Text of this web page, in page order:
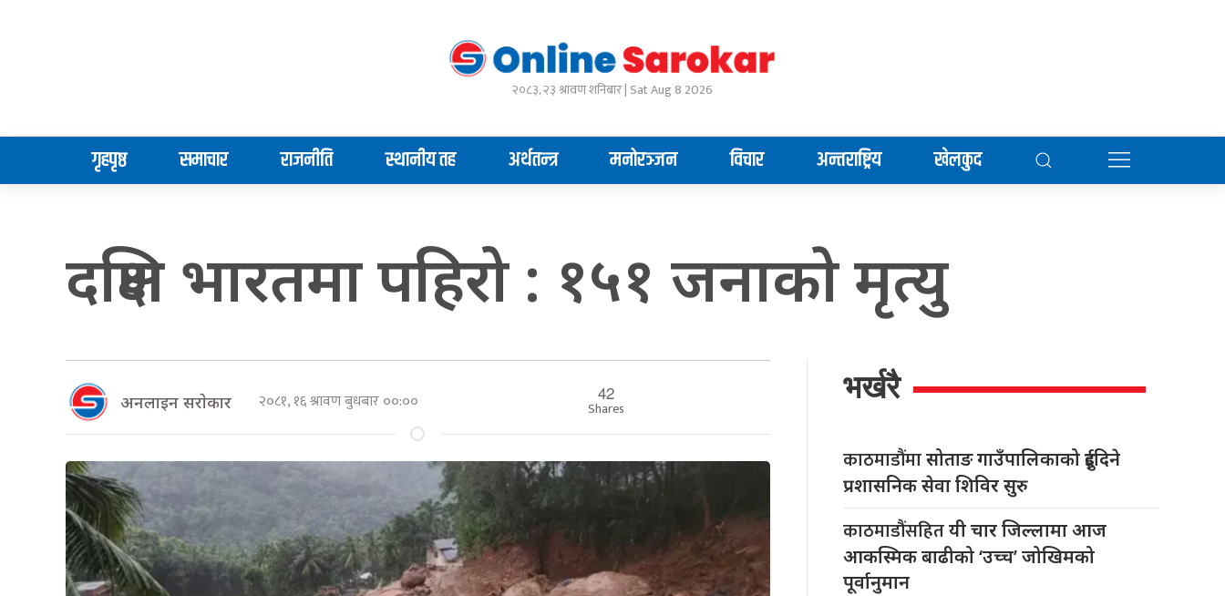
२०८३, २३ श्रावण शनिबार | Sat Aug 8 2026
गृहपृष्ठ समाचार राजनीति स्थानीय तह अर्थतन्त्र मनोरञ्जन विचार अन्तराष्ट्रिय खेलकुद
दक्षिण भारतमा पहिरो : १५१ जनाकाे मृत्यु
अनलाइन सराेकार २०८१, १६ श्रावण बुधबार ००:०० 42
Shares
भर्खरै
काठमाडौंमासोताङ गाउँपालिकाको दुईदिने
प्रशासनिक सेवा शिविर सुरु
काठमाडौंसहितयी चार जिल्लामा आज
आकस्मिक बाढीको ‘उच्च’ जोखिमको
पूर्वानुमान